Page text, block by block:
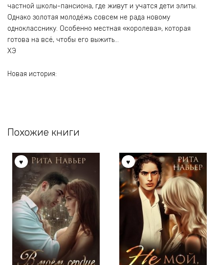
частной школы-пансиона, где живут и учатся дети элиты.
Однако золотая молодёжь совсем не рада новому
однокласснику. Особенно местная «королева», которая
готова на всё, чтобы его выжить…
ХЭ
Новая история:
Похожие книги